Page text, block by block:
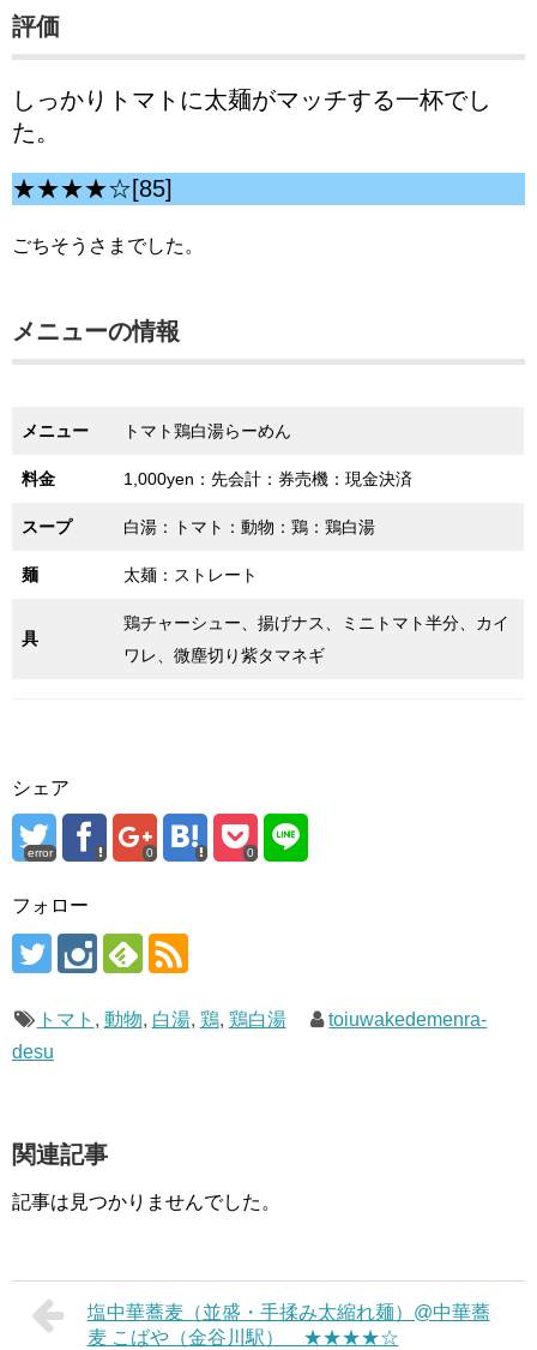
評価
しっかりトマトに太麺がマッチする一杯でし
た。
★★★★☆[85]
ごちそうさまでした。
メニューの情報
メニュー トマト鶏白湯らーめん
料金 1,000yen：先会計：券売機：現金決済
スープ 白湯：トマト：動物：鶏：鶏白湯
麺 太麺：ストレート
具
鶏チャーシュー、揚げナス、ミニトマト半分、カイ
ワレ、微塵切り紫タマネギ
シェア
error 0 0
フォロー
トマト , 動物, 白湯, 鶏, 鶏白湯
toiuwakedemenra-
desu
関連記事
記事は見つかりませんでした。
塩中華蕎麦（並盛・手揉み太縮れ麺）@中華蕎
麦 こばや（金谷川駅） ★★★★☆